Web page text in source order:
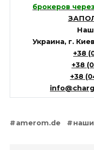
брокеров
Украина, г.
+38
+38
+38
amerom.de